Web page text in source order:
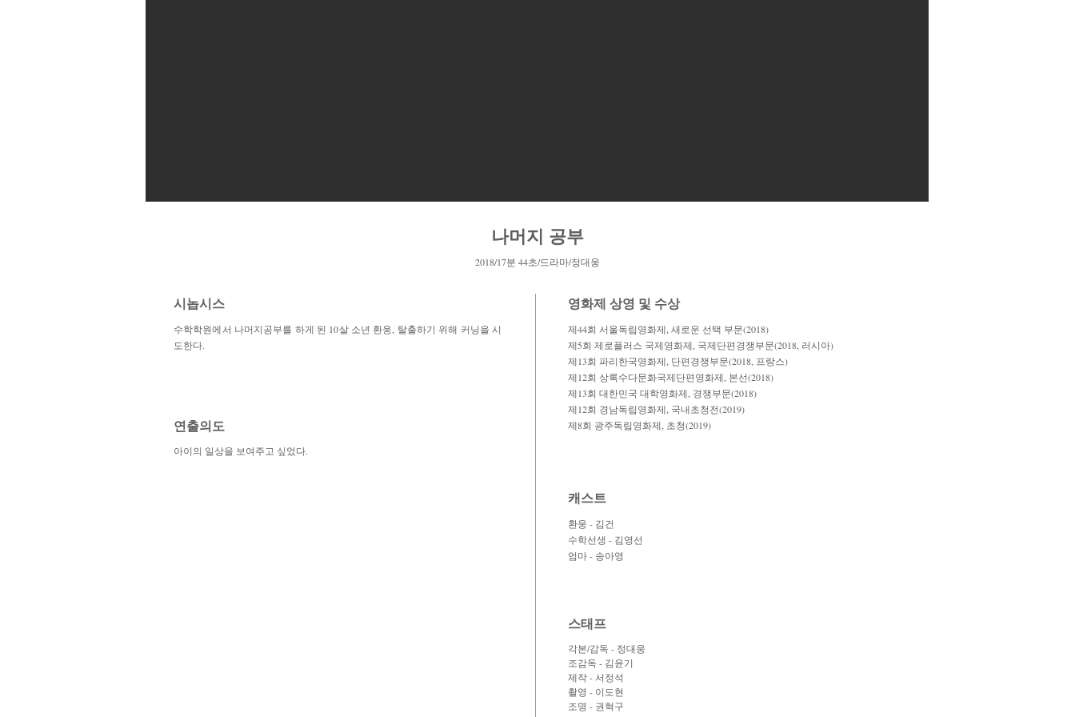
나머지 공부
2018/17분 44초/드라마/정대웅
시놉시스
수학학원에서 나머지공부를 하게 된 10살 소년 환웅, 탈출하기 위해 커닝을 시
도한다.
​연출의도
아이의 일상을 보여주고 싶었다.
영화제 상영 및 수상
제44회 서울독립영화제, 새로운 선택 부문(2018)
제5회 제로플러스 국제영화제, 국제단편경쟁부문(2018, 러시아)
제13회 파리한국영화제, 단편경쟁부문(2018, 프랑스)
제12회 상록수다문화국제단편영화제, 본선(2018)
​제13회 대한민국 대학영화제, 경쟁부문(2018)
제12회 경남독립영화제, 국내초청전(2019)
제8회 광주독립영화제, 초청(2019)
캐스트
환웅 - 김건
수학선생 - 김영선
엄마 - 송아영
스태프
각본/감독 - 정대웅
조감독 - 김윤기
제작 - 서정석
촬영 - 이도현
조명 - 권혁구